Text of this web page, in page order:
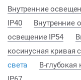
Внутренние
IP40
Внутренние
освещение IP54
косинусная кривая
света
В-